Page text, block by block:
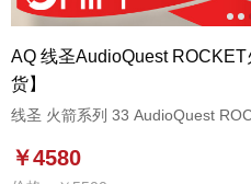
12
AQ 线圣AudioQuest
货】
线圣 火箭系列 33 AudioQuest
￥4580